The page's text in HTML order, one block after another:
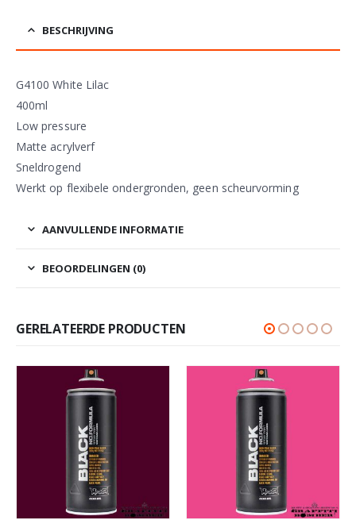
BESCHRIJVING
G4100 White Lilac
400ml
Low pressure
Matte acrylverf
Sneldrogend
Werkt op flexibele ondergronden, geen scheurvorming
AANVULLENDE INFORMATIE
BEOORDELINGEN (0)
GERELATEERDE PRODUCTEN